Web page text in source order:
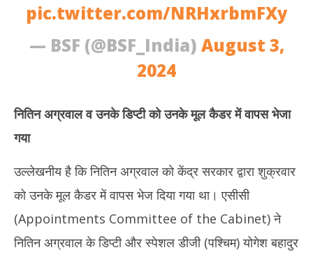
pic.twitter.com/NRHxrbmFXy
— BSF (@BSF_India) August 3,
2024
नितिन अग्रवाल व उनके डिप्टी को उनके मूल कैडर में वापस भेजा
गया
उल्लेखनीय है कि नितिन अग्रवाल को केंद्र सरकार द्वारा शुक्रवार
को उनके मूल कैडर में वापस भेज दिया गया था। एसीसी
(Appointments Committee of the Cabinet) ने
नितिन अग्रवाल के डिप्टी और स्पेशल डीजी (पश्चिम) योगेश बहादुर